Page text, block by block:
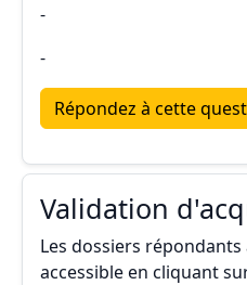
-
-
Répondez à cette
Validation
Les dossiers
accessible en cliquant